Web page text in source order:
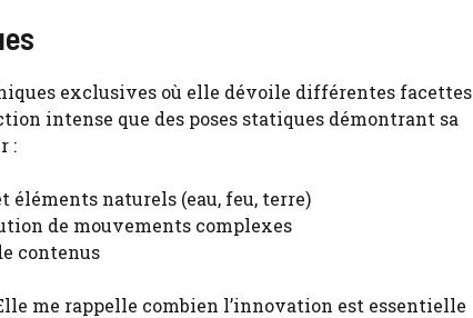
exclusives où elle dévoile différentes facettes
intense que des poses statiques démontrant sa
:
éléments naturels (eau, feu, terre)
de mouvements complexes
contenus
me rappelle combien l’innovation est essentielle